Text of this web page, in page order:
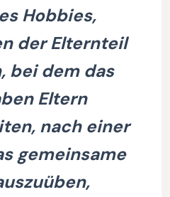
Hobbies,
der Elternteil
bei dem das
Eltern
nach einer
gemeinsame